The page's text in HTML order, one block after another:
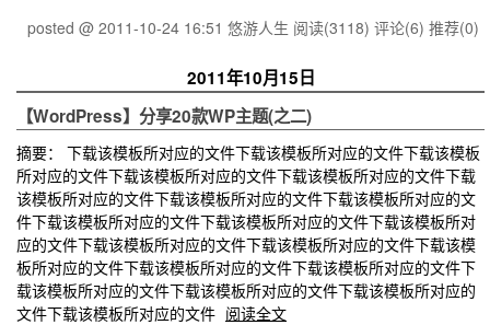
posted @ 2011-10-24 16:51 悠游人生 阅读(3118) 评论(6) 推荐(0)
2011年10月15日
【WordPress】分享20款WP主题(之二)
摘要： 下载该模板所对应的文件下载该模板所对应的文件下载该模板
所对应的文件下载该模板所对应的文件下载该模板所对应的文件下载
该模板所对应的文件下载该模板所对应的文件下载该模板所对应的文
件下载该模板所对应的文件下载该模板所对应的文件下载该模板所对
应的文件下载该模板所对应的文件下载该模板所对应的文件下载该模
板所对应的文件下载该模板所对应的文件下载该模板所对应的文件下
载该模板所对应的文件下载该模板所对应的文件下载该模板所对应的
文件下载该模板所对应的文件 阅读全文